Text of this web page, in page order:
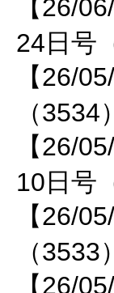
【26/
24日号
【26/
（
【26/
10日号
【26/
（
【26/